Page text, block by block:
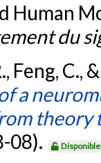
Human
du
Feng, C.,
a
theory
08).
Disponible